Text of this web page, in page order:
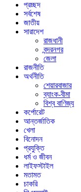
প্রচ্ছদ
সর্বশেষ
জাতীয়
সারাদেশ
রাজধানী
বন্দরনগর
জেলা
রাজনীতি
অর্থনীতি
শেয়ারবাজার
ব্যাংক-বীমা
বিশ্ব বাণিজ্য
কর্পোরেট
আন্তর্জাতিক
খেলা
বিনোদন
প্রযুক্তি
ধর্ম ও জীবন
লাইফস্টাইল
মতামত
চাকরি